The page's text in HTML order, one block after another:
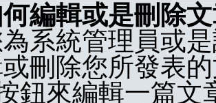
編輯或是刪除
系統管理員或
刪除您所發表
鈕來編輯一篇文